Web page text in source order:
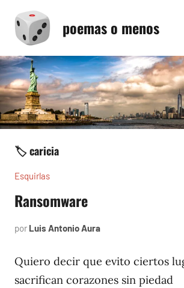
contenido
poemas o menos
🏷️ caricia
Esquirlas
Ransomware
por Luis Antonio Aura
2024
Quiero decir que evito ciertos
sacrifican corazones sin piedad